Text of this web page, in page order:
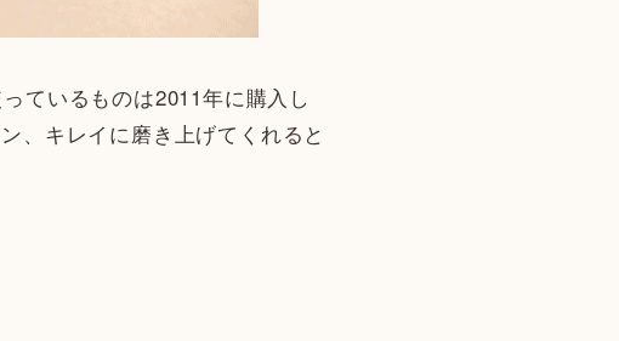
ているものは2011年に購入し
、キレイに磨き上げてくれると